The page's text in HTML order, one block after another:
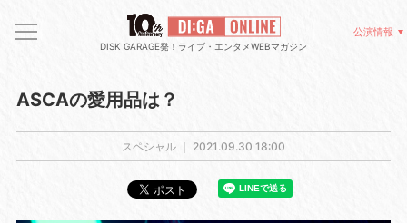
DISK GARAGE発！ライブ・エンタメWEBマガジン
公演情報
ASCAの愛用品は？
スペシャル ｜ 2021.09.30 18:00